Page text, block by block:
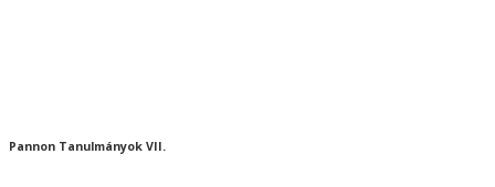
Pannon Tanulmányok VII.